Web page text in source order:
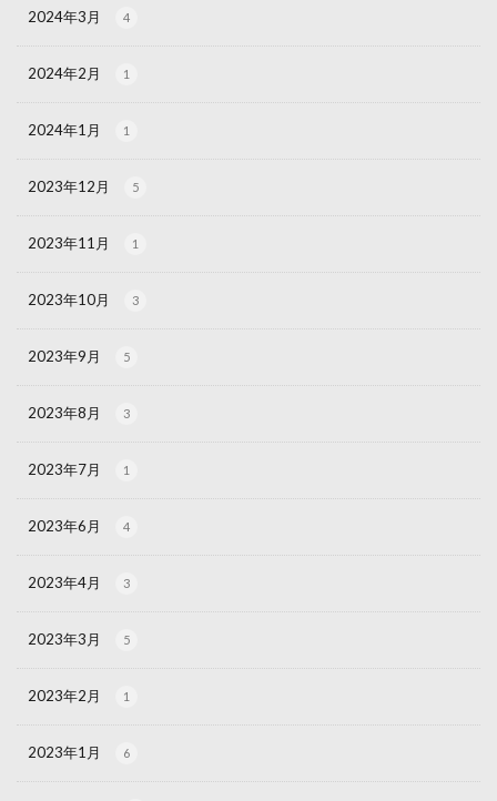
2024年3月 4
2024年2月 1
2024年1月 1
2023年12月 5
2023年11月 1
2023年10月 3
2023年9月 5
2023年8月 3
2023年7月 1
2023年6月 4
2023年4月 3
2023年3月 5
2023年2月 1
2023年1月 6